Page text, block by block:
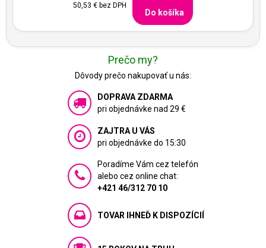
50,53 € bez DPH
Do košíka
Prečo my?
Dôvody prečo nakupovať u nás:
DOPRAVA ZDARMA
pri objednávke nad 29 €
ZAJTRA U VÁS
pri objednávke do 15:30
Poradíme Vám cez telefón
alebo cez online chat:
+421 46/312 70 10
TOVAR IHNEĎ K DISPOZÍCIÍ